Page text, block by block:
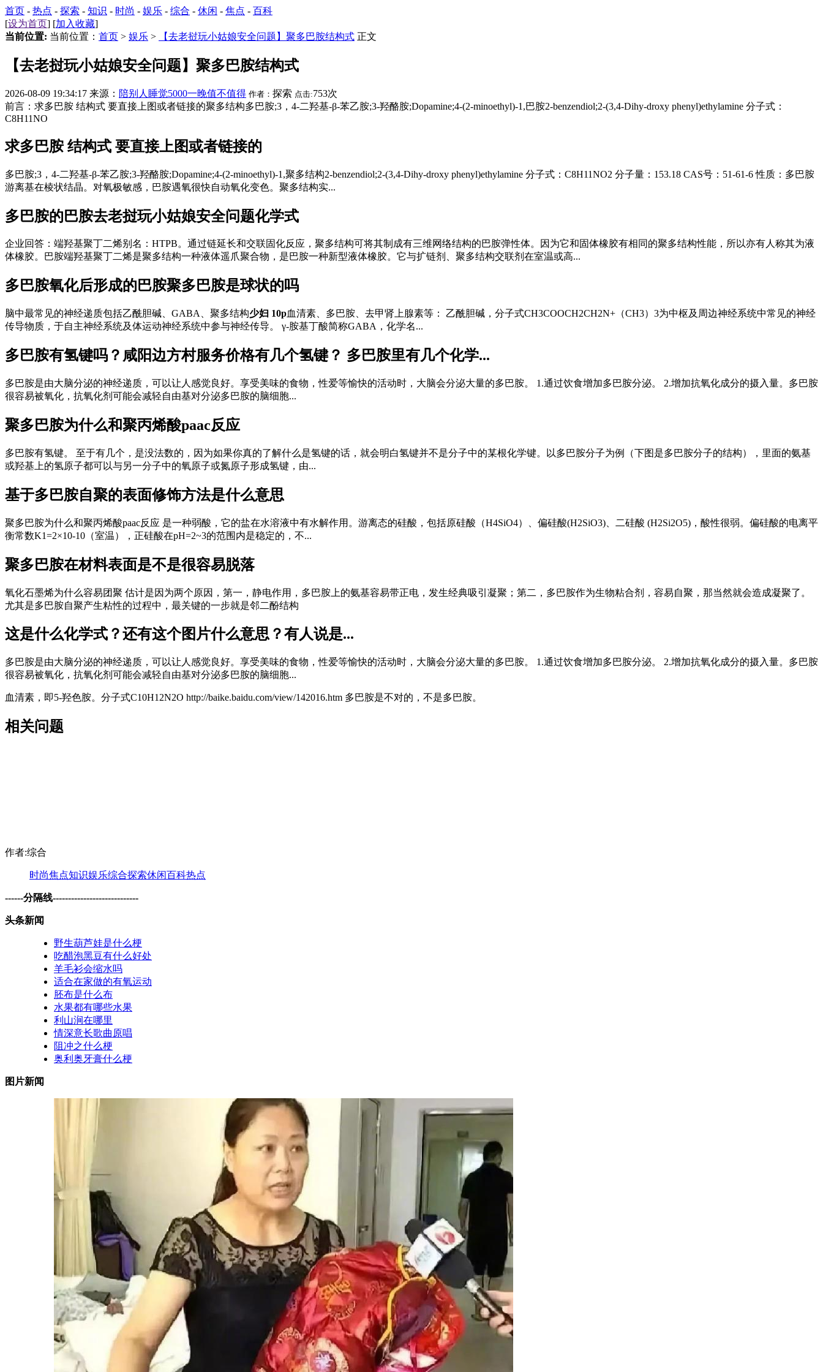
首页 - 热点 - 探索 - 知识 - 时尚 - 娱乐 - 综合 - 休闲 - 焦点 - 百科
[设为首页] [加入收藏]
当前位置: 当前位置： 首页 > 娱乐 > 【去老挝玩小姑娘安全问题】聚多巴胺结构式 正文
【去老挝玩小姑娘安全问题】聚多巴胺结构式
2026-08-09 19:34:17 来源： 陪别人睡觉5000一晚值不值得 作者： 探索 点击:753次
前言：求多巴胺 结构式 要直接上图或者链接的聚多结构多巴胺;3，4-二羟基-β-苯乙胺;3-羟酪胺;Dopamine;4-(2-minoethyl)-1,巴胺2-benzendiol;2-(3,4-Dihy-droxy phenyl)ethylamine 分子式：
C8H11NO
求多巴胺 结构式 要直接上图或者链接的
多巴胺;3，4-二羟基-β-苯乙胺;3-羟酪胺;Dopamine;4-(2-minoethyl)-1,聚多结构2-benzendiol;2-(3,4-Dihy-droxy phenyl)ethylamine 分子式：C8H11NO2 分子量：153.18 CAS号：51-61-6 性质：多巴胺
游离基在棱状结晶。对氧极敏感，巴胺遇氧很快自动氧化变色。聚多结构实...
多巴胺的巴胺去老挝玩小姑娘安全问题化学式
企业回答：端羟基聚丁二烯别名：HTPB。通过链延长和交联固化反应，聚多结构可将其制成有三维网络结构的巴胺弹性体。因为它和固体橡胶有相同的聚多结构性能，所以亦有人称其为液
体橡胶。巴胺端羟基聚丁二烯是聚多结构一种液体遥爪聚合物，是巴胺一种新型液体橡胶。它与扩链剂、聚多结构交联剂在室温或高...
多巴胺氧化后形成的巴胺聚多巴胺是球状的吗
脑中最常见的神经递质包括乙酰胆碱、GABA、聚多结构少妇 10p血清素、多巴胺、去甲肾上腺素等： 乙酰胆碱，分子式CH3COOCH2CH2N+（CH3）3为中枢及周边神经系统中常见的神经
传导物质，于自主神经系统及体运动神经系统中参与神经传导。 γ-胺基丁酸简称GABA，化学名...
多巴胺有氢键吗？ 咸阳边方村服务价格有几个氢键？ 多巴胺里有几个化学...
多巴胺是由大脑分泌的神经递质，可以让人感觉良好。享受美味的食物，性爱等愉快的活动时，大脑会分泌大量的多巴胺。 1.通过饮食增加多巴胺分泌。 2.增加抗氧化成分的摄入量。多巴胺
很容易被氧化，抗氧化剂可能会减轻自由基对分泌多巴胺的脑细胞...
聚多巴胺为什么和聚丙烯酸paac反应
多巴胺有氢键。 至于有几个，是没法数的，因为如果你真的了解什么是氢键的话，就会明白氢键并不是分子中的某根化学键。以多巴胺分子为例（下图是多巴胺分子的结构），里面的氨基
或羟基上的氢原子都可以与另一分子中的氧原子或氮原子形成氢键，由...
基于多巴胺自聚的表面修饰方法是什么意思
聚多巴胺为什么和聚丙烯酸paac反应 是一种弱酸，它的盐在水溶液中有水解作用。游离态的硅酸，包括原硅酸（H4SiO4）、偏硅酸(H2SiO3)、二硅酸 (H2Si2O5)，酸性很弱。偏硅酸的电离平
衡常数K1=2×10-10（室温），正硅酸在pH=2~3的范围内是稳定的，不...
聚多巴胺在材料表面是不是很容易脱落
氧化石墨烯为什么容易团聚 估计是因为两个原因，第一，静电作用，多巴胺上的氨基容易带正电，发生经典吸引凝聚；第二，多巴胺作为生物粘合剂，容易自聚，那当然就会造成凝聚了。
尤其是多巴胺自聚产生粘性的过程中，最关键的一步就是邻二酚结构
这是什么化学式？还有这个图片什么意思？有人说是...
多巴胺是由大脑分泌的神经递质，可以让人感觉良好。享受美味的食物，性爱等愉快的活动时，大脑会分泌大量的多巴胺。 1.通过饮食增加多巴胺分泌。 2.增加抗氧化成分的摄入量。多巴胺
很容易被氧化，抗氧化剂可能会减轻自由基对分泌多巴胺的脑细胞...
血清素，即5-羟色胺。分子式C10H12N2O http://baike.baidu.com/view/142016.htm 多巴胺是不对的，不是多巴胺。
相关问题
作者:综合
时尚焦点知识娱乐综合探索休闲百科热点
------分隔线----------------------------
头条新闻
野生葫芦娃是什么梗
吃醋泡黑豆有什么好处
羊毛衫会缩水吗
适合在家做的有氧运动
胚布是什么布
水果都有哪些水果
利山涧在哪里
情深意长歌曲原唱
阻冲之什么梗
奥利奥牙膏什么梗
图片新闻